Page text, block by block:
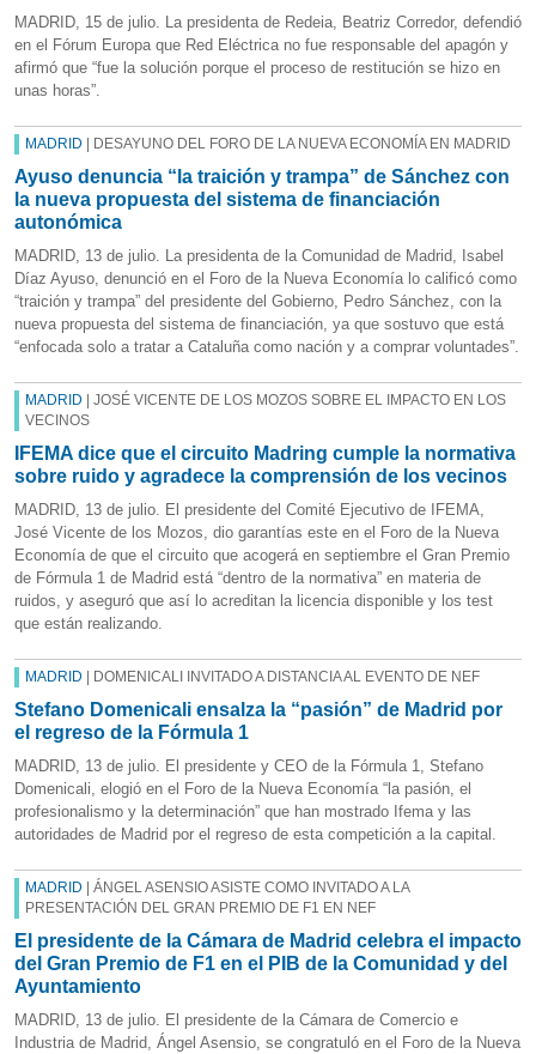
MADRID, 15 de julio. La presidenta de Redeia, Beatriz Corredor, defendió
en el Fórum Europa que Red Eléctrica no fue responsable del apagón y
afirmó que “fue la solución porque el proceso de restitución se hizo en
unas horas”.
MADRID | DESAYUNO DEL FORO DE LA NUEVA ECONOMÍA EN MADRID
Ayuso denuncia “la traición y trampa” de Sánchez con
la nueva propuesta del sistema de financiación
autonómica
MADRID, 13 de julio. La presidenta de la Comunidad de Madrid, Isabel
Díaz Ayuso, denunció en el Foro de la Nueva Economía lo calificó como
“traición y trampa” del presidente del Gobierno, Pedro Sánchez, con la
nueva propuesta del sistema de financiación, ya que sostuvo que está
“enfocada solo a tratar a Cataluña como nación y a comprar voluntades”.
MADRID | JOSÉ VICENTE DE LOS MOZOS SOBRE EL IMPACTO EN LOS
VECINOS
IFEMA dice que el circuito Madring cumple la normativa
sobre ruido y agradece la comprensión de los vecinos
MADRID, 13 de julio. El presidente del Comité Ejecutivo de IFEMA,
José Vicente de los Mozos, dio garantías este en el Foro de la Nueva
Economía de que el circuito que acogerá en septiembre el Gran Premio
de Fórmula 1 de Madrid está “dentro de la normativa” en materia de
ruidos, y aseguró que así lo acreditan la licencia disponible y los test
que están realizando.
MADRID | DOMENICALI INVITADO A DISTANCIA AL EVENTO DE NEF
Stefano Domenicali ensalza la “pasión” de Madrid por
el regreso de la Fórmula 1
MADRID, 13 de julio. El presidente y CEO de la Fórmula 1, Stefano
Domenicali, elogió en el Foro de la Nueva Economía “la pasión, el
profesionalismo y la determinación” que han mostrado Ifema y las
autoridades de Madrid por el regreso de esta competición a la capital.
MADRID | ÁNGEL ASENSIO ASISTE COMO INVITADO A LA
PRESENTACIÓN DEL GRAN PREMIO DE F1 EN NEF
El presidente de la Cámara de Madrid celebra el impacto
del Gran Premio de F1 en el PIB de la Comunidad y del
Ayuntamiento
MADRID, 13 de julio. El presidente de la Cámara de Comercio e
Industria de Madrid, Ángel Asensio, se congratuló en el Foro de la Nueva